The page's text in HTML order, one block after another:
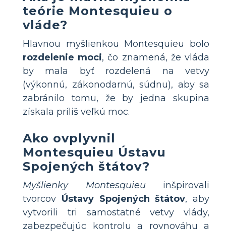
teórie Montesquieu o
vláde?
Hlavnou myšlienkou Montesquieu bolo
rozdelenie moci, čo znamená, že vláda
by mala byť rozdelená na vetvy
(výkonnú, zákonodarnú, súdnu), aby sa
zabránilo tomu, že by jedna skupina
získala príliš veľkú moc.
Ako ovplyvnil
Montesquieu Ústavu
Spojených štátov?
Myšlienky Montesquieuinšpirovali
tvorcov Ústavy Spojených štátov, aby
vytvorili tri samostatné vetvy vlády,
zabezpečujúc kontrolu a rovnováhu a